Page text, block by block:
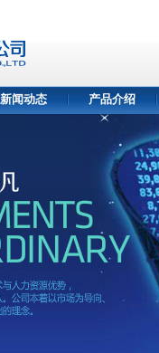
新闻动态 产品介绍